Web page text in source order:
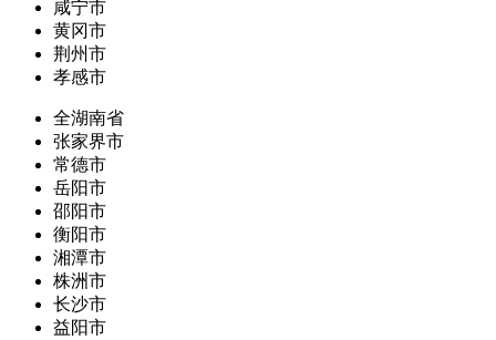
咸宁市
黄冈市
荆州市
孝感市
全湖南省
张家界市
常德市
岳阳市
邵阳市
衡阳市
湘潭市
株洲市
长沙市
益阳市